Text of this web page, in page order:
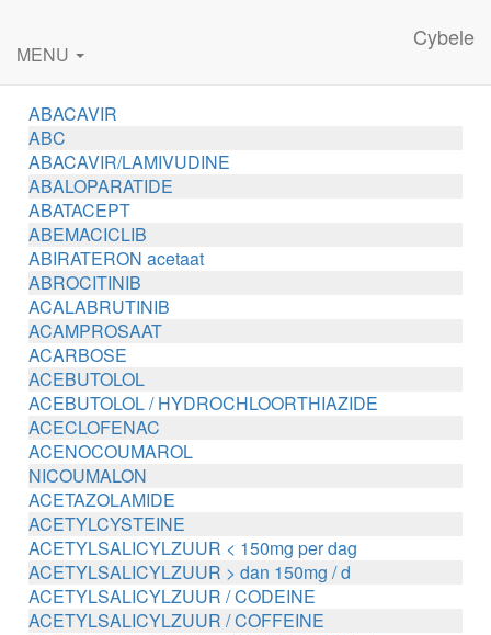
Cybele
MENU
ABACAVIR
ABC
ABACAVIR/LAMIVUDINE
ABALOPARATIDE
ABATACEPT
ABEMACICLIB
ABIRATERON acetaat
ABROCITINIB
ACALABRUTINIB
ACAMPROSAAT
ACARBOSE
ACEBUTOLOL
ACEBUTOLOL / HYDROCHLOORTHIAZIDE
ACECLOFENAC
ACENOCOUMAROL
NICOUMALON
ACETAZOLAMIDE
ACETYLCYSTEINE
ACETYLSALICYLZUUR < 150mg per dag
ACETYLSALICYLZUUR > dan 150mg / d
ACETYLSALICYLZUUR / CODEINE
ACETYLSALICYLZUUR / COFFEINE